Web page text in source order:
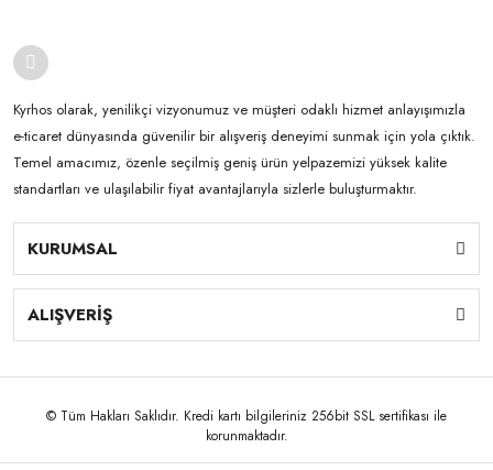
Kyrhos olarak, yenilikçi vizyonumuz ve müşteri odaklı hizmet anlayışımızla
e-ticaret dünyasında güvenilir bir alışveriş deneyimi sunmak için yola çıktık.
Temel amacımız, özenle seçilmiş geniş ürün yelpazemizi yüksek kalite
standartları ve ulaşılabilir fiyat avantajlarıyla sizlerle buluşturmaktır.
KURUMSAL
ALIŞVERİŞ
© Tüm Hakları Saklıdır. Kredi kartı bilgileriniz 256bit SSL sertifikası ile
korunmaktadır.